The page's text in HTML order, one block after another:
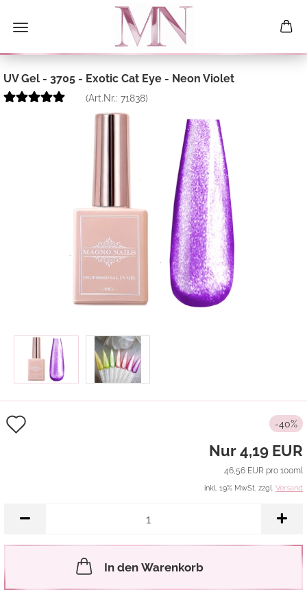
UV Gel - 3705 - Exotic Cat Eye - Neon Violet
(Art.Nr.: 71838)
-40%
Nur 4,19 EUR
46,56 EUR pro 100ml
inkl. 19% MwSt. zzgl. Versand
In den Warenkorb